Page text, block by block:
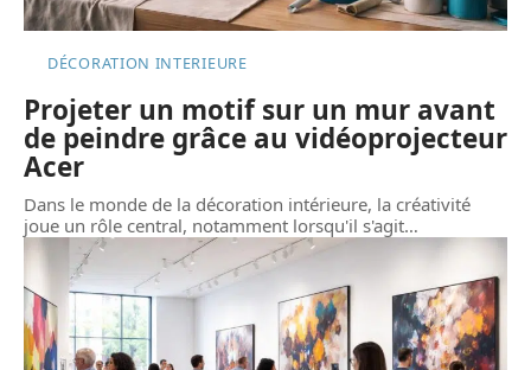
DÉCORATION INTERIEURE
Projeter un motif sur un mur avant
de peindre grâce au vidéoprojecteur
Acer
Dans le monde de la décoration intérieure, la créativité
joue un rôle central, notamment lorsqu'il s'agit…